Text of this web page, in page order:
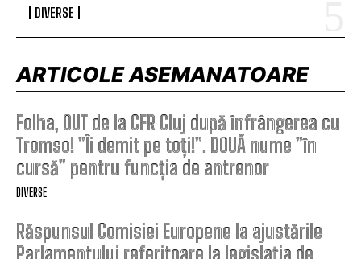
DIVERSE
ARTICOLE ASEMANATOARE
Folha, OUT de la CFR Cluj după înfrângerea cu
Tromso! ”Îi demit pe toți!”. DOUĂ nume ”în
cursă” pentru funcția de antrenor
DIVERSE
Răspunsul Comisiei Europene la ajustările
Parlamentului referitoare la legislația de